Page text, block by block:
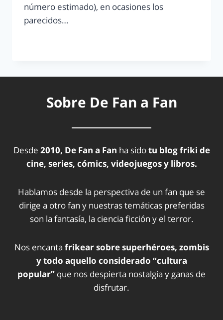
número estimado), en ocasiones los
parecidos…
Sobre De Fan a Fan
Desde 2010, De Fan a Fan ha sidotu blog friki de
cine, series, cómics, videojuegos y libros.
Hablamos desde la perspectiva de un fan que se
dirige a otro fan y nuestras temáticas preferidas
son la fantasía, la ciencia ficción y el terror.
Nos encanta frikear sobre superhéroes, zombis
y todo aquello considerado “cultura
popular” que nos despierta nostalgia y ganas de
disfrutar.